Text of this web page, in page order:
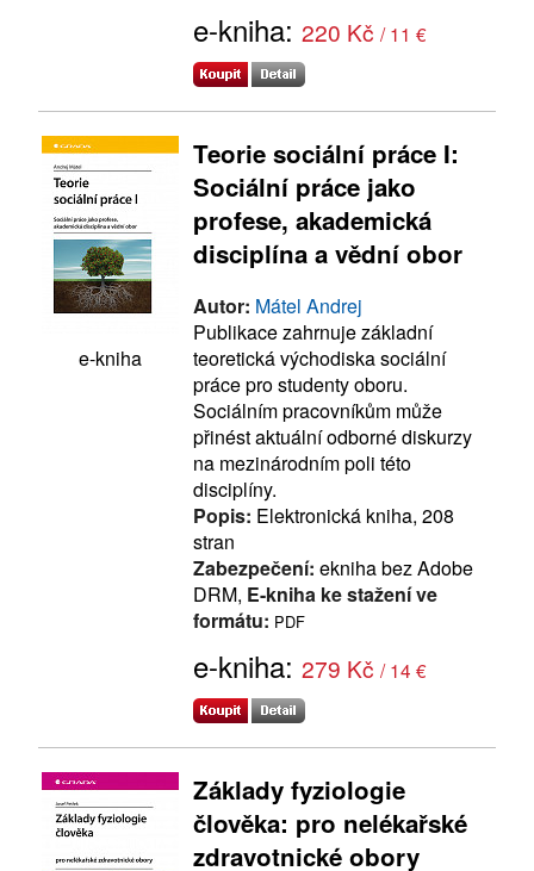
e-kniha: 220 Kč / 11 €
e-kniha
Teorie sociální práce I:
Sociální práce jako
profese, akademická
disciplína a vědní obor
Autor: Mátel Andrej
Publikace zahrnuje základní
teoretická východiska sociální
práce pro studenty oboru.
Sociálním pracovníkům může
přinést aktuální odborné diskurzy
na mezinárodním poli této
disciplíny.
Popis: Elektronická kniha, 208
stran
Zabezpečení: ekniha bez Adobe
DRM, E-kniha ke stažení ve
formátu: PDF
e-kniha: 279 Kč / 14 €
Základy fyziologie
člověka: pro nelékařské
zdravotnické obory